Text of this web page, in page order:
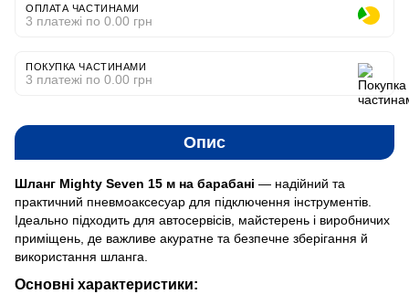
ОПЛАТА ЧАСТИНАМИ
3 платежі по 0.00 грн
ПОКУПКА ЧАСТИНАМИ
3 платежі по 0.00 грн
Опис
Шланг Mighty Seven 15 м на барабані — надійний та
практичний пневмоаксесуар для підключення інструментів.
Ідеально підходить для автосервісів, майстерень і виробничих
приміщень, де важливе акуратне та безпечне зберігання й
використання шланга.
Основні характеристики: